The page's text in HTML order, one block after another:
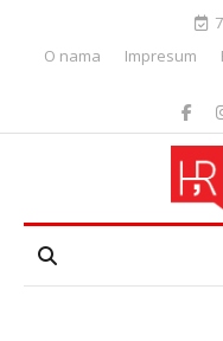
O nama
Impresum